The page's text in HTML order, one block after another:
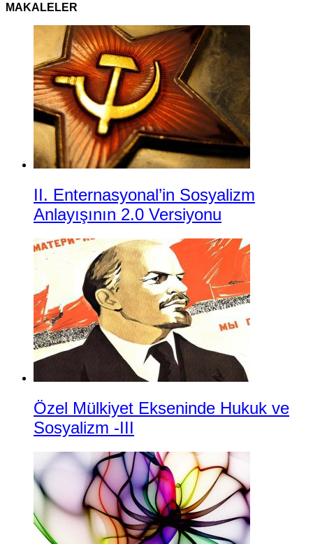
MAKALELER
II. Enternasyonal’in Sosyalizm
Anlayışının 2.0 Versiyonu
Özel Mülkiyet Ekseninde Hukuk ve
Sosyalizm -III